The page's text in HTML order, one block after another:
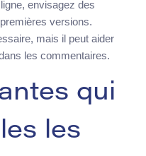
envisagez des
versions.
mais il peut aider
les commentaires.
qui
les